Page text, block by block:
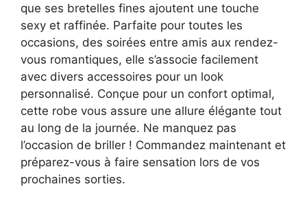
que ses bretelles fines ajoutent une touche
sexy et raffinée. Parfaite pour toutes les
occasions, des soirées entre amis aux rendez-
vous romantiques, elle s’associe facilement
avec divers accessoires pour un look
personnalisé. Conçue pour un confort optimal,
cette robe vous assure une allure élégante tout
au long de la journée. Ne manquez pas
l’occasion de briller ! Commandez maintenant et
préparez-vous à faire sensation lors de vos
prochaines sorties.